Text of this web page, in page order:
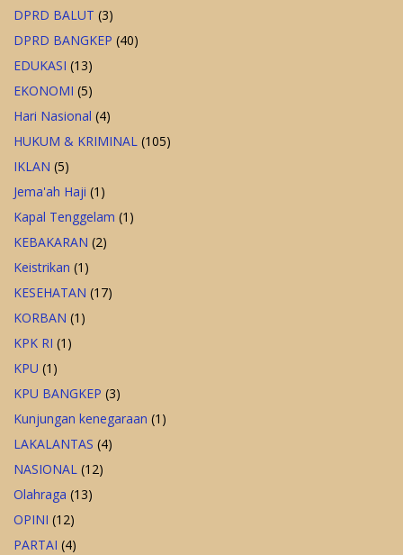
DPRD BALUT (3)
DPRD BANGKEP (40)
EDUKASI (13)
EKONOMI (5)
Hari Nasional (4)
HUKUM & KRIMINAL (105)
IKLAN (5)
Jema'ah Haji (1)
Kapal Tenggelam (1)
KEBAKARAN (2)
Keistrikan (1)
KESEHATAN (17)
KORBAN (1)
KPK RI (1)
KPU (1)
KPU BANGKEP (3)
Kunjungan kenegaraan (1)
LAKALANTAS (4)
NASIONAL (12)
Olahraga (13)
OPINI (12)
PARTAI (4)